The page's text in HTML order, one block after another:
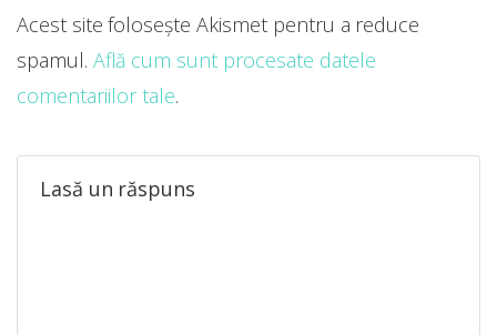
Lasă un răspuns
Acest site folosește Akismet pentru a reduce
spamul. Află cum sunt procesate datele
comentariilor tale.